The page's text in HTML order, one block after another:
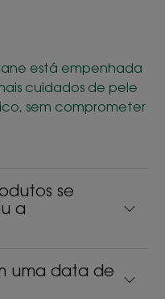
está empenhada
cuidados de pele
sem comprometer
se
a
uma data de